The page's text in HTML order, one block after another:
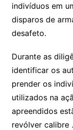
indivíduos em
disparos de
desafeto.
Durante as
identificar os
prender os
utilizados na
apreendidos
revólver calibre